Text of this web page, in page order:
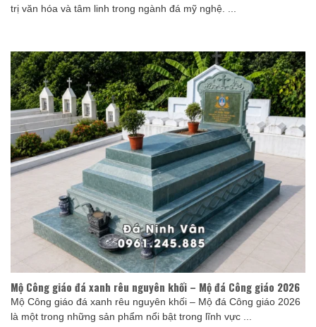
trị văn hóa và tâm linh trong ngành đá mỹ nghệ. ...
Mộ Công giáo đá xanh rêu nguyên khối – Mộ đá Công giáo 2026
Mộ Công giáo đá xanh rêu nguyên khối – Mộ đá Công giáo 2026
là một trong những sản phẩm nổi bật trong lĩnh vực ...